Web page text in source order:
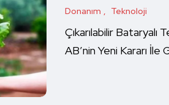
Donanım Teknoloji
Çıkarılabilir Bataryalı
AB’nin Yeni Kararı İle